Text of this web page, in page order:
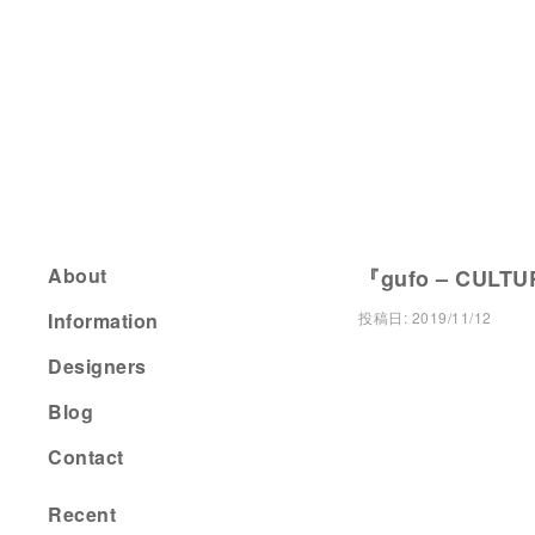
『gufo –
投稿日: 2019/11/12
About
Information
Designers
Blog
Contact
Recent